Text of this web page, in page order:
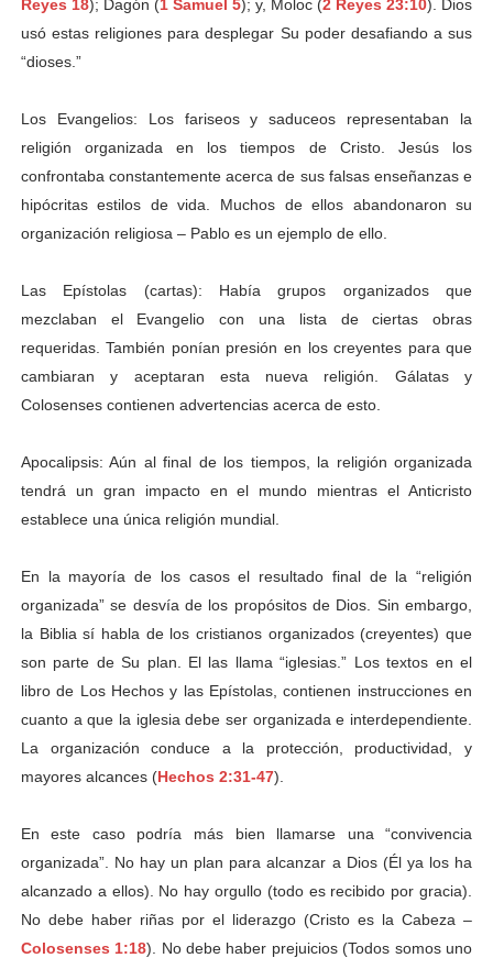
Reyes 18); Dagón (1 Samuel 5); y, Moloc (2 Reyes 23:10). Dios
usó estas religiones para desplegar Su poder desafiando a sus
“dioses.”
Los Evangelios: Los fariseos y saduceos representaban la
religión organizada en los tiempos de Cristo. Jesús los
confrontaba constantemente acerca de sus falsas enseñanzas e
hipócritas estilos de vida. Muchos de ellos abandonaron su
organización religiosa – Pablo es un ejemplo de ello.
Las Epístolas (cartas): Había grupos organizados que
mezclaban el Evangelio con una lista de ciertas obras
requeridas. También ponían presión en los creyentes para que
cambiaran y aceptaran esta nueva religión. Gálatas y
Colosenses contienen advertencias acerca de esto.
Apocalipsis: Aún al final de los tiempos, la religión organizada
tendrá un gran impacto en el mundo mientras el Anticristo
establece una única religión mundial.
En la mayoría de los casos el resultado final de la “religión
organizada” se desvía de los propósitos de Dios. Sin embargo,
la Biblia sí habla de los cristianos organizados (creyentes) que
son parte de Su plan. El las llama “iglesias.” Los textos en el
libro de Los Hechos y las Epístolas, contienen instrucciones en
cuanto a que la iglesia debe ser organizada e interdependiente.
La organización conduce a la protección, productividad, y
mayores alcances (Hechos 2:31-47).
En este caso podría más bien llamarse una “convivencia
organizada”. No hay un plan para alcanzar a Dios (Él ya los ha
alcanzado a ellos). No hay orgullo (todo es recibido por gracia).
No debe haber riñas por el liderazgo (Cristo es la Cabeza –
Colosenses 1:18). No debe haber prejuicios (Todos somos uno